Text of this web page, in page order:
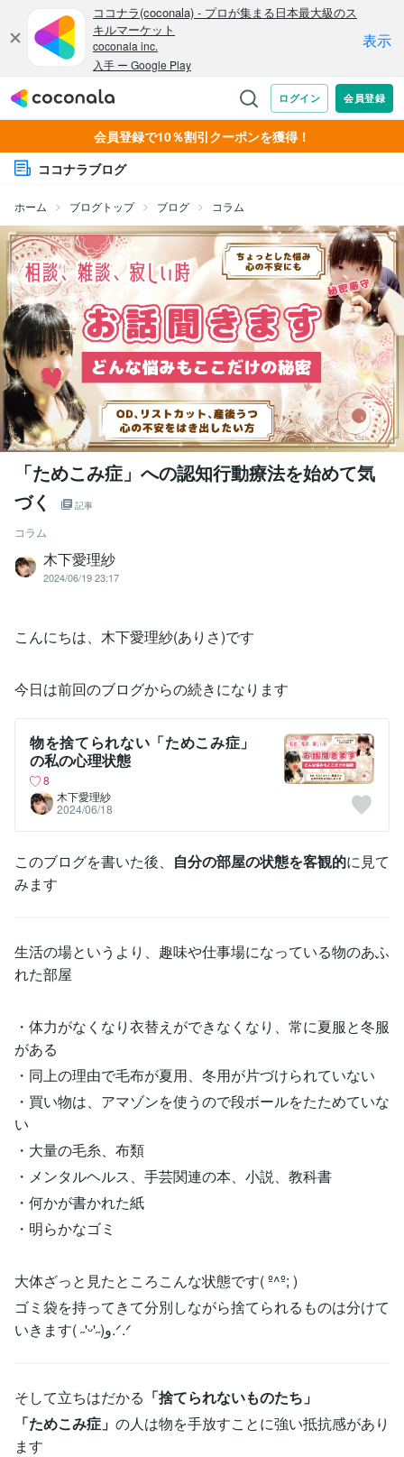
会員登録で10％割引クーポンを獲得！
ココナラブログ
ホーム ブログトップ ブログ コラム
「ためこみ症」への認知行動療法を始めて気
づく
記事
コラム
木下愛理紗
2024/06/19 23:17
こんにちは、木下愛理紗(ありさ)です
今日は前回のブログからの続きになります
物を捨てられない「ためこみ症」
の私の心理状態
8
木下愛理紗
2024/06/18
このブログを書いた後、 自分の部屋の状態を客観的に見て
みます
生活の場というより、趣味や仕事場になっている物のあふ
れた部屋
・体力がなくなり衣替えができなくなり、常に夏服と冬服
がある
・同上の理由で毛布が夏用、冬用が片づけられていない
・買い物は、アマゾンを使うので段ボールをたためていな
い
・大量の毛糸、布類
・メンタルヘルス、手芸関連の本、小説、教科書
・何かが書かれた紙
・明らかなゴミ
大体ざっと見たところこんな状態です( º^º; )
ゴミ袋を持ってきて分別しながら捨てられるものは分けて
いきます( ˶'ᵕ'˶)و.ᐟ.ᐟ
そして立ちはだかる 「捨てられないものたち」
「ためこみ症」 の人は物を手放すことに強い抵抗感があり
ます